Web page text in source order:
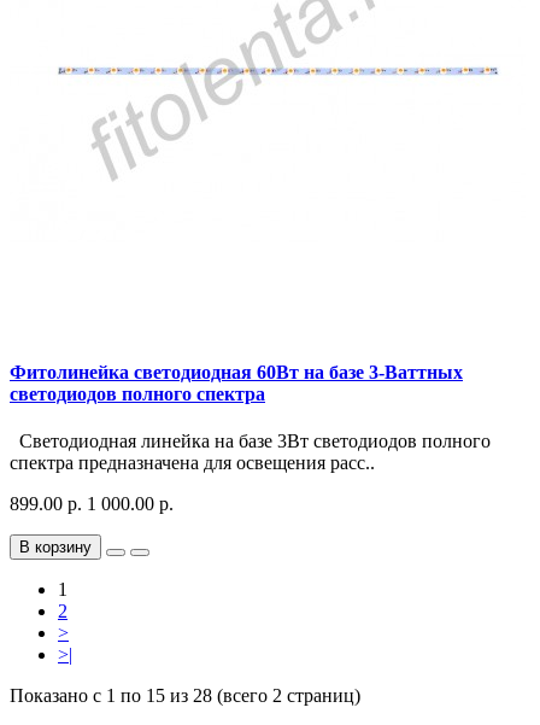
Фитолинейка светодиодная 60Вт на базе 3-Ваттных
светодиодов полного спектра
Светодиодная линейка на базе 3Вт светодиодов полного
спектра предназначена для освещения расс..
899.00 р. 1 000.00 р.
В корзину
1
2
>
>|
Показано с 1 по 15 из 28 (всего 2 страниц)